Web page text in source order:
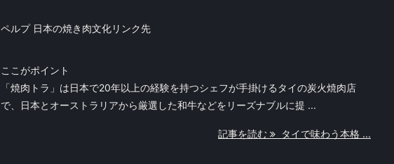
ペルプ 日本の焼き肉文化リンク先
ここがポイント
「焼肉トラ」は日本で20年以上の経験を持つシェフが手掛けるタイの炭火焼肉店
で、日本とオーストラリアから厳選した和牛などをリーズナブルに提 ...
記事を読む タイで味わう本格 ...